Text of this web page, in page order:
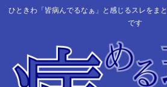
ひときわ「皆病んでるなぁ」と感じるスレをま
です